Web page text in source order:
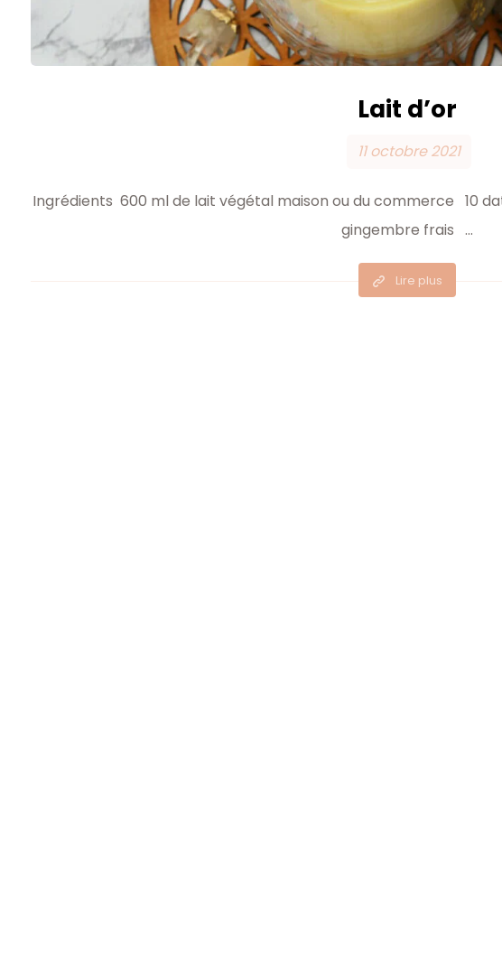
Lait d’or
11 octobre 2021
Ingrédients 600 ml de lait végétal maison ou du commerce 10
gingembre frais ...
Lire plus